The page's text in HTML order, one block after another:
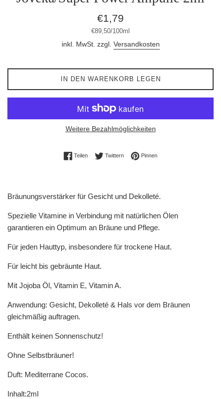
Normaler
Preis
€1,79
Stückpreis
€89,50/pro
100ml
inkl. MwSt. zzgl. Versandkosten
IN DEN WARENKORB LEGEN
Weitere Bezahlmöglichkeiten
TeilenAuf Facebook teilen
TwitternAuf Twitter twittern
PinnenAuf Pinterest pinnen
Bräunungsverstärker für Gesicht und Dekolleté.
Spezielle Vitamine in Verbindung mit natürlichen Ölen
garantieren ein Optimum an Bräune und Pflege.
Für jeden Hauttyp, insbesondere für trockene Haut.
Für leicht bis gebräunte Haut.
Mit Jojoba Öl, Vitamin E, Vitamin A.
Anwendung: Gesicht, Dekolleté & Hals vor dem Bräunen
gleichmäßig auftragen.
Enthält keinen Sonnenschutz!
Ohne Selbstbräuner!
Duft: Mediterrane Cocos.
Inhalt:2ml